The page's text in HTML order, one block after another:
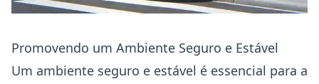
Promovendo um Ambiente Seguro e Estável
Um ambiente seguro e estável é essencial para a